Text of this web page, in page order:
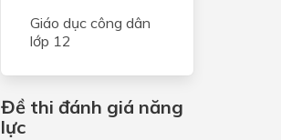
Giáo dục công dân
lớp 12
Đề thi đánh giá năng
lực